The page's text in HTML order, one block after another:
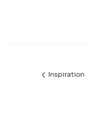
Forrige
Inspiration